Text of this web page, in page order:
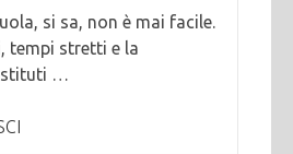
si sa, non è mai facile.
tempi stretti e la
…